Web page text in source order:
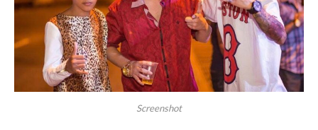
Screenshot